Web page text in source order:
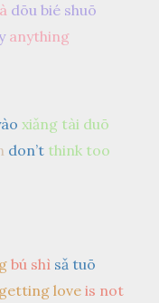
dōu bié shuō
anything
xiǎng tài duō
don’t think too
bú shì sǎ tuō
loveis not